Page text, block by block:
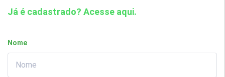
Já é cadastrado? Acesse aqui.
Nome